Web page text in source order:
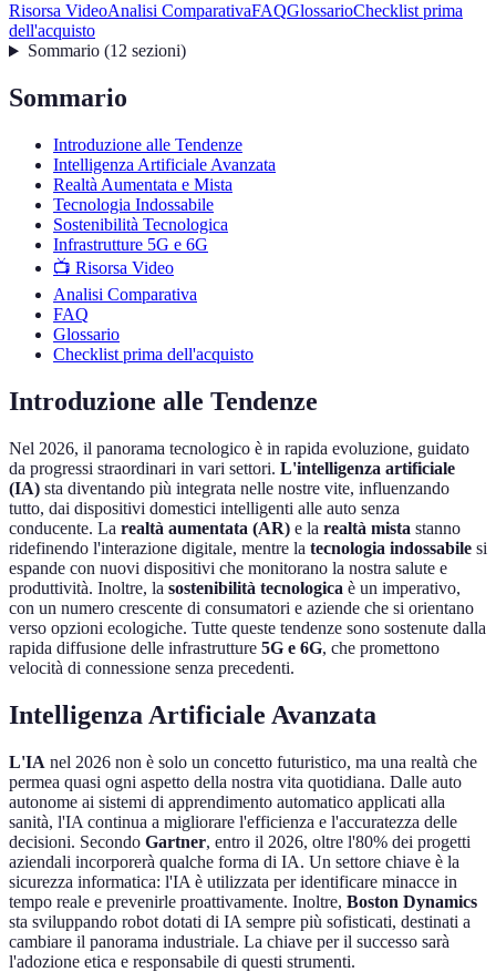
Risorsa VideoAnalisi ComparativaFAQGlossarioChecklist prima
dell'acquisto
Sommario(12 sezioni)
Sommario
Introduzione alle Tendenze
Intelligenza Artificiale Avanzata
Realtà Aumentata e Mista
Tecnologia Indossabile
Sostenibilità Tecnologica
Infrastrutture 5G e 6G
📺 Risorsa Video
Analisi Comparativa
FAQ
Glossario
Checklist prima dell'acquisto
Introduzione alle Tendenze
Nel 2026, il panorama tecnologico è in rapida evoluzione, guidato
da progressi straordinari in vari settori. L'intelligenza artificiale
(IA) sta diventando più integrata nelle nostre vite, influenzando
tutto, dai dispositivi domestici intelligenti alle auto senza
conducente. La realtà aumentata (AR) e la realtà mista stanno
ridefinendo l'interazione digitale, mentre la tecnologia indossabile si
espande con nuovi dispositivi che monitorano la nostra salute e
produttività. Inoltre, la sostenibilità tecnologica è un imperativo,
con un numero crescente di consumatori e aziende che si orientano
verso opzioni ecologiche. Tutte queste tendenze sono sostenute dalla
rapida diffusione delle infrastrutture 5G e 6G, che promettono
velocità di connessione senza precedenti.
Intelligenza Artificiale Avanzata
L'IA nel 2026 non è solo un concetto futuristico, ma una realtà che
permea quasi ogni aspetto della nostra vita quotidiana. Dalle auto
autonome ai sistemi di apprendimento automatico applicati alla
sanità, l'IA continua a migliorare l'efficienza e l'accuratezza delle
decisioni. Secondo Gartner, entro il 2026, oltre l'80% dei progetti
aziendali incorporerà qualche forma di IA. Un settore chiave è la
sicurezza informatica: l'IA è utilizzata per identificare minacce in
tempo reale e prevenirle proattivamente. Inoltre, Boston Dynamics
sta sviluppando robot dotati di IA sempre più sofisticati, destinati a
cambiare il panorama industriale. La chiave per il successo sarà
l'adozione etica e responsabile di questi strumenti.